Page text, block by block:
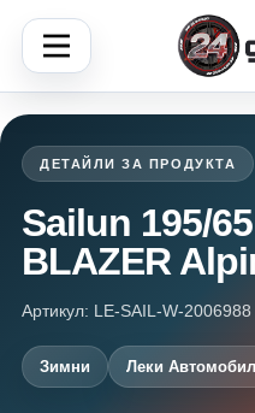
ДЕТАЙЛИ ЗА ПРОДУКТА
Sailun 195/
BLAZER
Артикул: LE-SAIL-W-2006988
Зимни Леки